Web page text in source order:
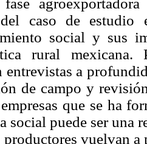
caso de estudio
social y sus
rural
entrevistas a
de campo y
que se ha
social puede ser una
productores vuelvan